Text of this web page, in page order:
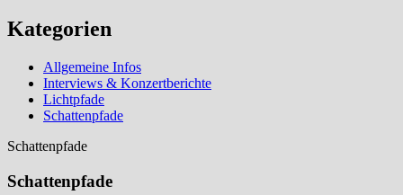
Kategorien
Allgemeine Infos
Interviews & Konzertberichte
Lichtpfade
Schattenpfade
Schattenpfade
Schattenpfade